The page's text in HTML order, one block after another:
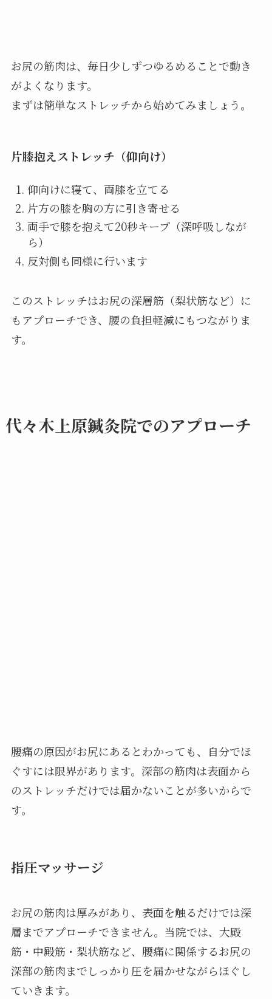
お尻の筋肉は、毎日少しずつゆるめることで動き
がよくなります。
まずは簡単なストレッチから始めてみましょう。
片膝抱えストレッチ（仰向け）
仰向けに寝て、両膝を立てる
片方の膝を胸の方に引き寄せる
両手で膝を抱えて20秒キープ（深呼吸しなが
ら）
反対側も同様に行います
このストレッチはお尻の深層筋（梨状筋など）に
もアプローチでき、腰の負担軽減にもつながりま
す。
代々木上原鍼灸院でのアプローチ
腰痛の原因がお尻にあるとわかっても、自分でほ
ぐすには限界があります。深部の筋肉は表面から
のストレッチだけでは届かないことが多いからで
す。
指圧マッサージ
お尻の筋肉は厚みがあり、表面を触るだけでは深
層までアプローチできません。当院では、大殿
筋・中殿筋・梨状筋など、腰痛に関係するお尻の
深部の筋肉までしっかり圧を届かせながらほぐし
ていきます。